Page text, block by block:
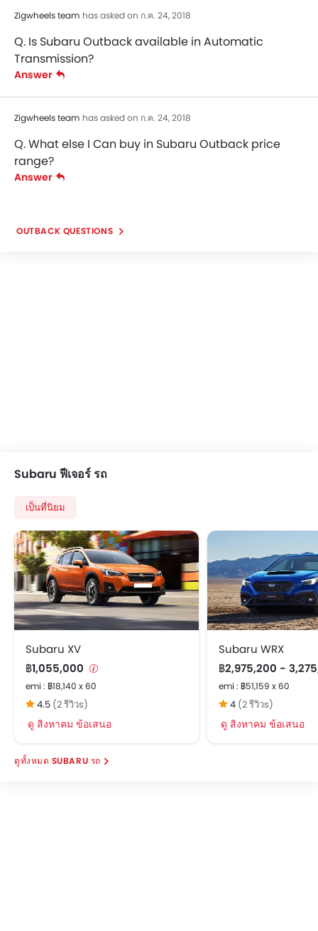
Zigwheels team has asked on ก.ค. 24, 2018
Q. Is Subaru Outback available in Automatic
Transmission?
Answer
Zigwheels team has asked on ก.ค. 24, 2018
Q. What else I Can buy in Subaru Outback price
range?
Answer
OUTBACK QUESTIONS
Subaru ฟีเจอร์ รถ
เป็นที่นิยม
Subaru XV
฿1,055,000
emi : ฿18,140 x 60
4.5 (2 รีวิวs)
ดู สิงหาคม ข้อเสนอ
Subaru WRX
฿2,975,200 -
emi : ฿51,159 x 60
4 (2 รีวิวs)
ดู สิงหาคม ข้อเสนอ
SUBARU รถ